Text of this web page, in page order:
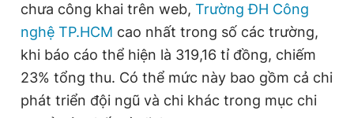
chưa công khai trên web, Trường ĐH Công
nghệ TP.HCM cao nhất trong số các trường,
khi báo cáo thể hiện là 319,16 tỉ đồng, chiếm
23% tổng thu. Có thể mức này bao gồm cả chi
phát triển đội ngũ và chi khác trong mục chi